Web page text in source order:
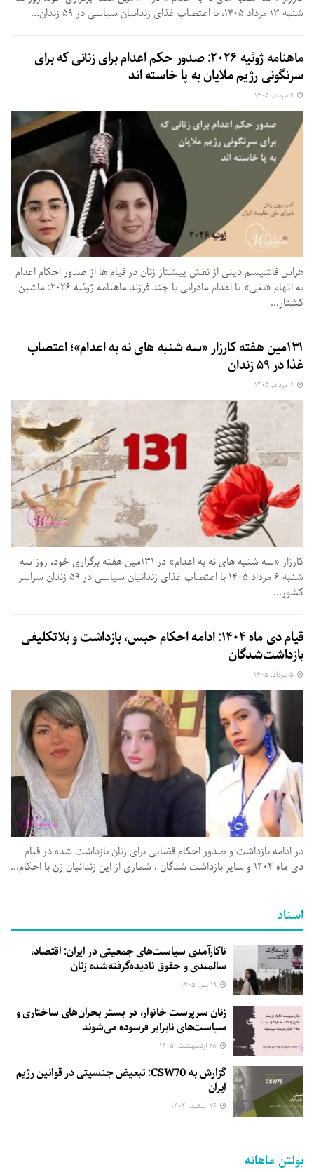
شنبه ۱۳ مرداد ۱۴۰۵، با اعتصاب غذای زندانیان سیاسی در ۵۹ زندان...
ماهنامه ژوئیه ۲۰۲۶: صدور حکم اعدام برای زنانی که برای
سرنگونی رژیم ملایان به پا خاسته اند
هراس فاشیسم دینی از نقش پیشتاز زنان در قیام ها از صدور احکام اعدام
به اتهام «بغی» تا اعدام مادرانی با چند فرزند ماهنامه ژوئیه ۲۰۲۶: ماشین
کشتار...
۱۳۱مین هفته کارزار «سه شنبه های نه به اعدام»؛ اعتصاب
غذا در ۵۹ زندان
کارزار «سه شنبه های نه به اعدام» در ۱۳۱مین هفته برگزاری خود، روز سه
شنبه ۶ مرداد ۱۴۰۵ با اعتصاب غذای زندانیان سیاسی در ۵۹ زندان سراسر
کشور...
قیام دی ماه ۱۴۰۴: ادامه احکام حبس، بازداشت و بلاتکلیفی
بازداشت‌شدگان
در ادامه بازداشت و صدور احکام قضایی برای زنان بازداشت شده در قیام
دی ماه ۱۴۰۴ و سایر بازداشت شدگان ، شماری از این زندانیان زن با احکام...
اسناد
ناکارآمدی سیاست‌های جمعیتی در ایران: اقتصاد،
سالمندی و حقوق نادیده‌گرفته‌شده زنان
زنان سرپرست خانوار، در بستر بحران‌های ساختاری و
سیاست‌های نابرابر فرسوده می‌شوند
گزارش به CSW70: تبعیض جنسیتی در قوانین رژیم
ایران
بولتن ماهانه